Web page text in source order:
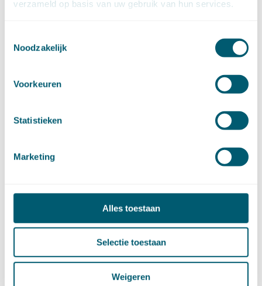
verzameld op basis van uw gebruik van hun services.
Noodzakelijk
Voorkeuren
Statistieken
Marketing
Alles toestaan
Selectie toestaan
Weigeren
2022 (168)
september (12)
mei (11)
januari (15)
november (9)
oktober (13)
maart (14)
februari (11)
januari (15)
►
2020 (154)
december (6)